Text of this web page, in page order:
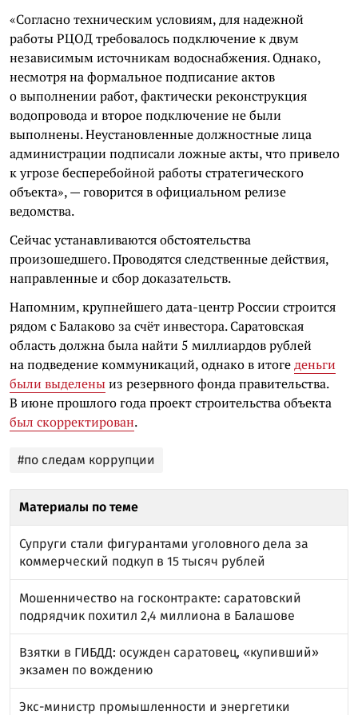
«Согласно техническим условиям, для надежной
работы РЦОД требовалось подключение к двум
независимым источникам водоснабжения. Однако,
несмотря на формальное подписание актов
о выполнении работ, фактически реконструкция
водопровода и второе подключение не были
выполнены. Неустановленные должностные лица
администрации подписали ложные акты, что привело
к угрозе бесперебойной работы стратегического
объекта», — говорится в официальном релизе
ведомства.
Сейчас устанавливаются обстоятельства
произошедшего. Проводятся следственные действия,
направленные и сбор доказательств.
Напомним, крупнейшего дата-центр России строится
рядом с Балаково за счёт инвестора. Саратовская
область должна была найти 5 миллиардов рублей
на подведение коммуникаций, однако в итогеденьги
были выделеныиз резервного фонда правительства.
В июне прошлого года проект строительства объекта
был скорректирован.
#по следам коррупции
Материалы по теме
Супруги стали фигурантами уголовного дела за
коммерческий подкуп в 15 тысяч рублей
Мошенничество на госконтракте: саратовский
подрядчик похитил 2,4 миллиона в Балашове
Взятки в ГИБДД: осужден саратовец, «купивший»
экзамен по вождению
Экс-министр промышленности и энергетики